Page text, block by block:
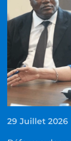
29 Juillet 2026